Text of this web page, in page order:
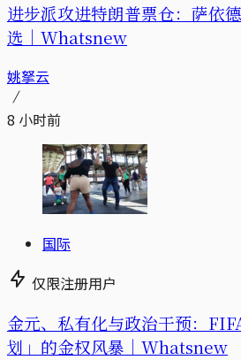
进步派攻进特朗普票仓：萨依
选｜Whatsnew
姚拏云
8 小时前
国际
仅限注册用户
金元、私有化与政治干预：
划」的金权风暴｜Whatsnew